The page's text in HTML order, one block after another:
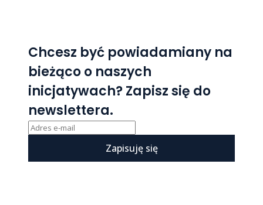
Chcesz być powiadamiany na
bieżąco o naszych
inicjatywach? Zapisz się do
newslettera.
Zapisuję się